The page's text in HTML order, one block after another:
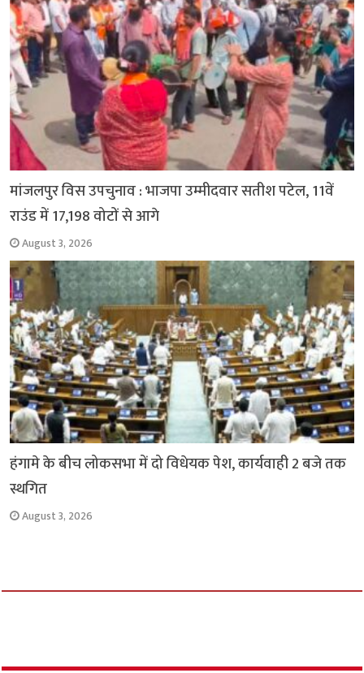
मांजलपुर विस उपचुनाव : भाजपा उम्मीदवार सतीश पटेल, 11वें
राउंड में 17,198 वोटों से आगे
August 3, 2026
हंगामे के बीच लोकसभा में दो विधेयक पेश, कार्यवाही 2 बजे तक
स्थगित
August 3, 2026